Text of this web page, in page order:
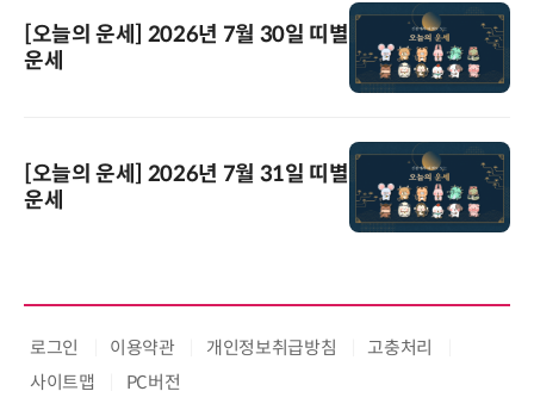
[오늘의 운세] 2026년 7월 30일 띠별
운세
[오늘의 운세] 2026년 7월 31일 띠별
운세
로그인 이용약관 개인정보취급방침
고충처리
사이트맵
PC버전